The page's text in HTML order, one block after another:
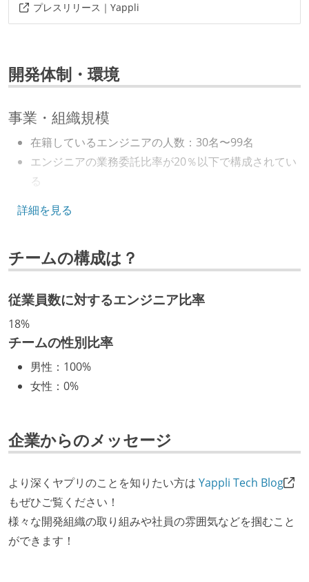
プレスリリース｜Yappli
開発体制・環境
事業・組織規模
在籍しているエンジニアの人数：30名〜99名
エンジニアの業務委託比率が20％以下で構成されてい
る
キャリアパス
いる
社内で、バックエンドチームからSREチームへの異動
など、キャリア形成を目的とした職域を超えての積極
マネージャーやCTOと高頻度（月1程度）でキャリアに
ついて話す場が設けられている
年収800万円以上のエンジニアに、マネジメントの役
割を持たない人がいる
CTO またはそれに準じる、技術やワークフローの標準
取締役（社内）または執行役員として、エンジニアリ
ング部門の人間が経営に参加している
エンジニアが自発的に外部のイベントやカンファレン
スに登壇している
詳細を見る
チームの構成は？
従業員数に対するエンジニア比率
18%
チームの性別比率
男性 ： 100%
女性 ： 0%
企業からのメッセージ
より深くヤプリのことを知りたい方は Yappli Tech Blog
もぜひご覧ください！
様々な開発組織の取り組みや社員の雰囲気などを掴むこと
ができます！